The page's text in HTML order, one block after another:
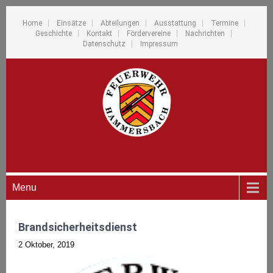
Home Einsätze Abteilungen Ausstattung
Termine
Geschichte
Kontakt Fördervereine
Nachrichten
Datenschutz
Impressum
Menu
Brandsicherheitsdienst
2 Oktober, 2019